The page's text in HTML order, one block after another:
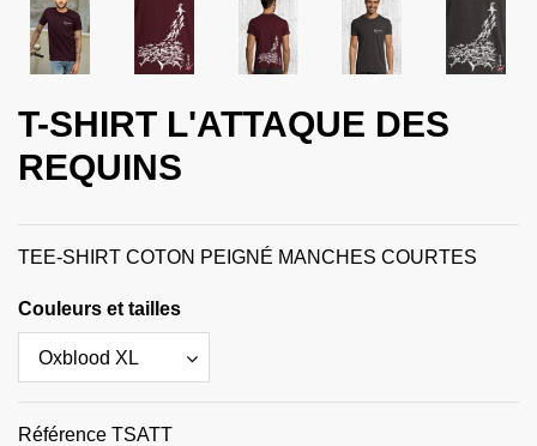
T-SHIRT L'ATTAQUE DES
REQUINS
TEE-SHIRT COTON PEIGNÉ MANCHES COURTES
Couleurs et tailles
Référence TSATT